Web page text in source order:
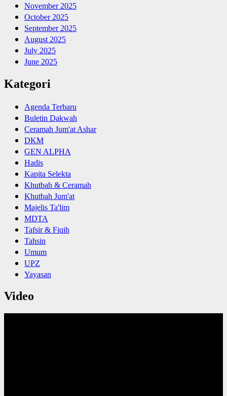
November 2025
October 2025
September 2025
August 2025
July 2025
June 2025
Kategori
Agenda Terbaru
Buletin Dakwah
Ceramah Jum'at Ashar
DKM
GEN ALPHA
Hadis
Kapita Selekta
Khutbah & Ceramah
Khutbah Jum'at
Majelis Ta'lim
MDTA
Tafsir & Fiqih
Tahsin
Umum
UPZ
Yayasan
Video